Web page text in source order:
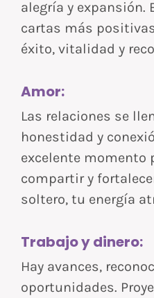
alegría y expansión.
cartas más
éxito, vitalidad y
Amor:
Las relaciones se
honestidad y
excelente momento
compartir y
soltero, tu energía
Trabajo y dinero:
Hay avances,
oportunidades.